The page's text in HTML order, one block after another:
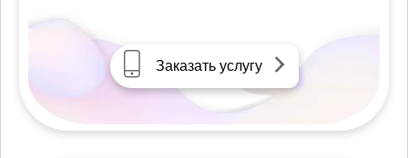
Заказать услугу